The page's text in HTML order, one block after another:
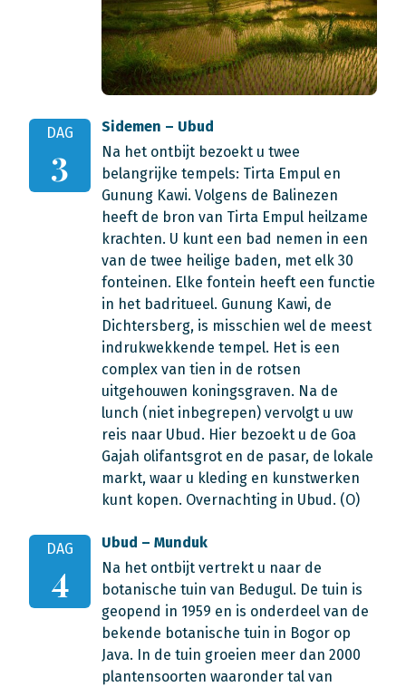
DAG
3
Sidemen – Ubud
Na het ontbijt bezoekt u twee
belangrijke tempels: Tirta Empul en
Gunung Kawi. Volgens de Balinezen
heeft de bron van Tirta Empul heilzame
krachten. U kunt een bad nemen in een
van de twee heilige baden, met elk 30
fonteinen. Elke fontein heeft een functie
in het badritueel. Gunung Kawi, de
Dichtersberg, is misschien wel de meest
indrukwekkende tempel. Het is een
complex van tien in de rotsen
uitgehouwen koningsgraven. Na de
lunch (niet inbegrepen) vervolgt u uw
reis naar Ubud. Hier bezoekt u de Goa
Gajah olifantsgrot en de pasar, de lokale
markt, waar u kleding en kunstwerken
kunt kopen. Overnachting in Ubud. (O)
DAG
4
Ubud – Munduk
Na het ontbijt vertrekt u naar de
botanische tuin van Bedugul. De tuin is
geopend in 1959 en is onderdeel van de
bekende botanische tuin in Bogor op
Java. In de tuin groeien meer dan 2000
plantensoorten waaronder tal van